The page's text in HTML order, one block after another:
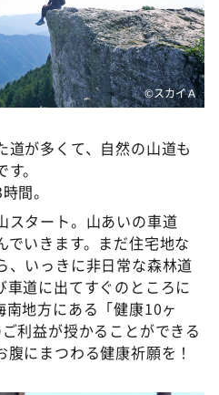
©️スカイＡ
道が多くて、自然の山道も
。
間。
スタート。山あいの車道
いきます。まだ住宅地な
、いっきに非日常な森林道
車道に出てすぐのところに
地方にある「健康10ヶ
利益が授かることができる
にまつわる健康祈願を！